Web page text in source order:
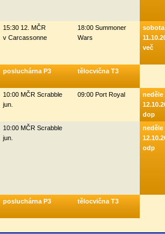
15:30 12. MČR
v Carcassonne
18:00 Summoner
Wars
sobota
več
posluchárna P3 tělocvična T3
10:00 MČR Scrabble
jun.
09:00 Port Royal
neděle
dop
10:00 MČR Scrabble
jun.
neděle
odp
posluchárna P3 tělocvična T3